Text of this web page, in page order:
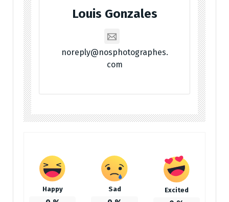
Louis Gonzales
noreply@nosphotographes.
com
Happy Sad Excited